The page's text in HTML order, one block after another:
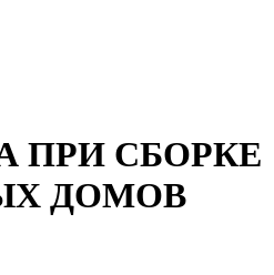
ПРИ СБОРКЕ
ДОМОВ